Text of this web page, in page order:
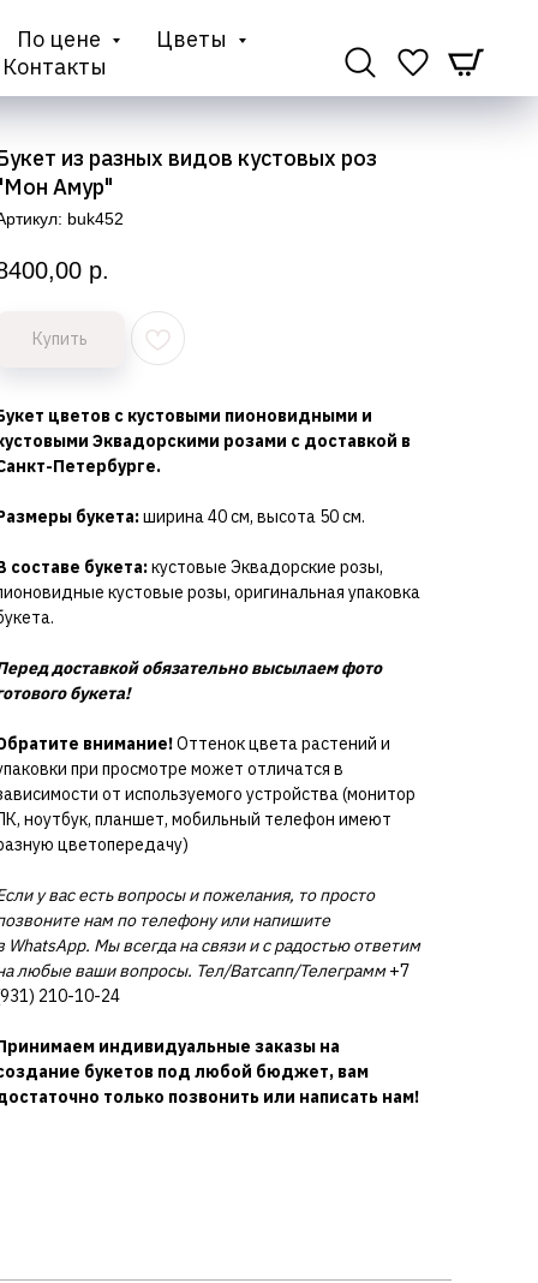
По цене
Цветы
Контакты
из разных видов кустовых роз
Амур"
buk452
р.
Купить
цветов с кустовыми пионовидными и
Эквадорскими розами с доставкой в
Петербурге.
букета:ширина 40 см, высота 50 см.
составе букета:кустовые Эквадорские розы,
кустовые розы, оригинальная упаковка
доставкой обязательно высылаем фото
букета!
внимание!Оттенок цвета растений и
при просмотре может отличатся в
от используемого устройства (монитор
ноутбук, планшет, мобильный телефон имеют
цветопередачу)
у вас есть вопросы и пожелания, то просто
нам по телефону или напишите
WhatsApp. Мы всегда на связи и с радостью ответим
любые ваши вопросы. Тел/Ватсапп/Телеграмм+7
210-10-24
индивидуальные заказы на
букетов под любой бюджет, вам
только позвонить или написать нам!